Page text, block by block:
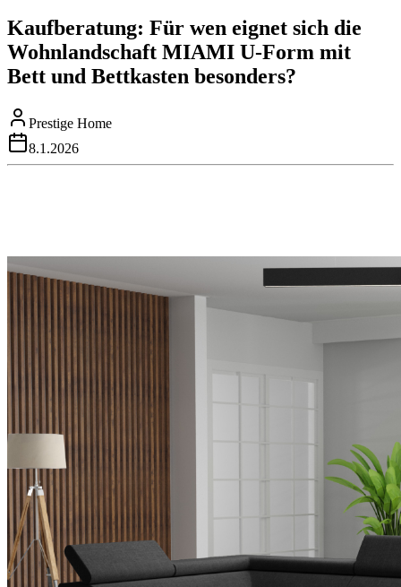
Kaufberatung: Für wen eignet sich die
Wohnlandschaft MIAMI U-Form mit
Bett und Bettkasten besonders?
Prestige Home
8.1.2026